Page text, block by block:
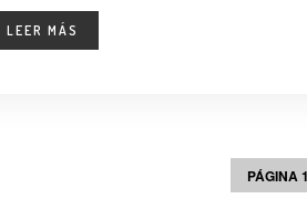
LEER MÁS
PÁGINA